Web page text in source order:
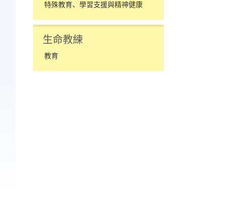
特殊教育、學習支援與精神健康
生命教練
教育